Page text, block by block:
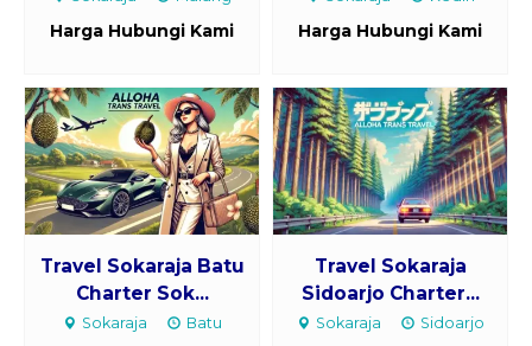
Harga Hubungi Kami Harga Hubungi Kami
Travel Sokaraja Batu
Charter Sok...
Sokaraja Batu
Travel Sokaraja
Sidoarjo Charter...
Sokaraja Sidoarjo